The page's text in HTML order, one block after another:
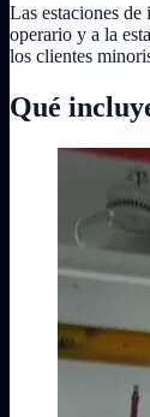
Las estaciones
operario y a la
los clientes
Qué